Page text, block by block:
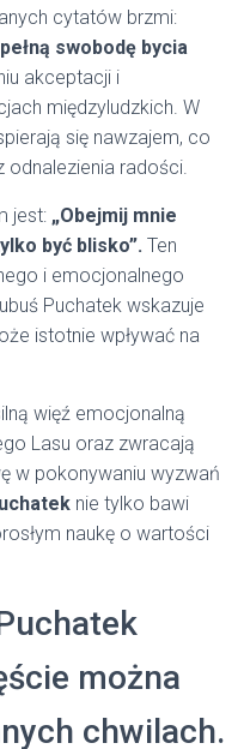
cytatów brzmi:
swobodę bycia
akceptacji i
międzyludzkich. W
się nawzajem, co
odnalezienia radości.
jest: „Obejmij mnie
być blisko”. Ten
i emocjonalnego
Puchatek wskazuje
istotnie wpływać na
więź emocjonalną
Lasu oraz zwracają
w pokonywaniu wyzwań
nie tylko bawi
naukę o wartości
można
chwilach.